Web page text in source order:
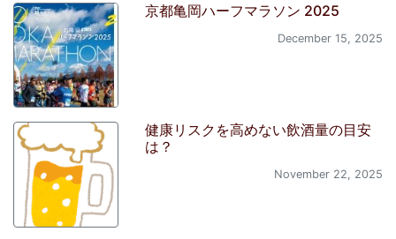
京都亀岡ハーフマラソン 2025
December 15, 2025
健康リスクを高めない飲酒量の目安
は？
November 22, 2025